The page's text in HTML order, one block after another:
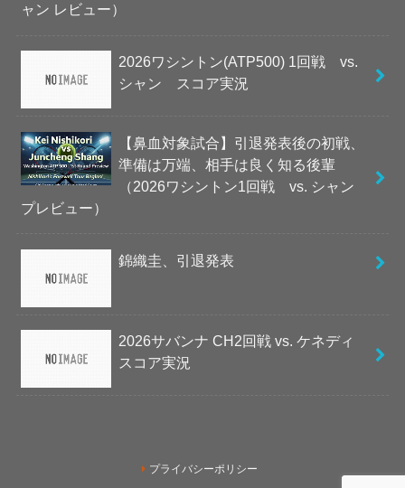
ャン レビュー）
2026ワシントン(ATP500) 1回戦 vs.
シャン スコア実況
【鼻血対象試合】引退発表後の初戦、
準備は万端、相手は良く知る後輩
（2026ワシントン1回戦 vs. シャン
プレビュー）
錦織圭、引退発表
2026サバンナ CH2回戦 vs. ケネディ
スコア実況
プライバシーポリシー